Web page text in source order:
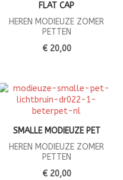
FLAT CAP
HEREN MODIEUZE ZOMER
PETTEN
€ 20,00
SMALLE MODIEUZE PET
HEREN MODIEUZE ZOMER
PETTEN
€ 20,00